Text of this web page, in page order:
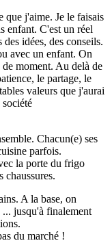
que j'aime. Je le faisais
enfant. C'est un réel
idées, des conseils.
avec un enfant. On
moment. Au delà de
le partage, le
valeurs que j'aurai
Chacun(e) ses
parfois.
la porte du frigo
chaussures.
A la base, on
jusqu'à finalement
du marché !